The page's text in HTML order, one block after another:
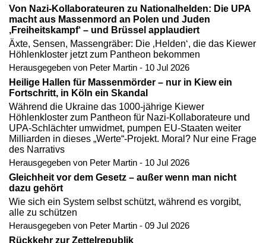
Von Nazi-Kollaborateuren zu Nationalhelden: Die UPA
macht aus Massenmord an Polen und Juden
‚Freiheitskampf‘ – und Brüssel applaudiert
Äxte, Sensen, Massengräber: Die ‚Helden‘, die das Kiewer
Höhlenkloster jetzt zum Pantheon bekommen
Herausgegeben von Peter Martin - 10 Jul 2026
Heilige Hallen für Massenmörder – nur in Kiew ein
Fortschritt, in Köln ein Skandal
Während die Ukraine das 1000-jährige Kiewer
Höhlenkloster zum Pantheon für Nazi-Kollaborateure und
UPA-Schlächter umwidmet, pumpen EU-Staaten weiter
Milliarden in dieses „Werte“-Projekt. Moral? Nur eine Frage
des Narrativs
Herausgegeben von Peter Martin - 10 Jul 2026
Gleichheit vor dem Gesetz – außer wenn man nicht
dazu gehört
Wie sich ein System selbst schützt, während es vorgibt,
alle zu schützen
Herausgegeben von Peter Martin - 09 Jul 2026
Rückkehr zur Zettelrepublik